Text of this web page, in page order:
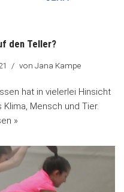
den Teller?
von Jana Kampe
hat in vielerlei Hinsicht
Mensch und Tier.
»